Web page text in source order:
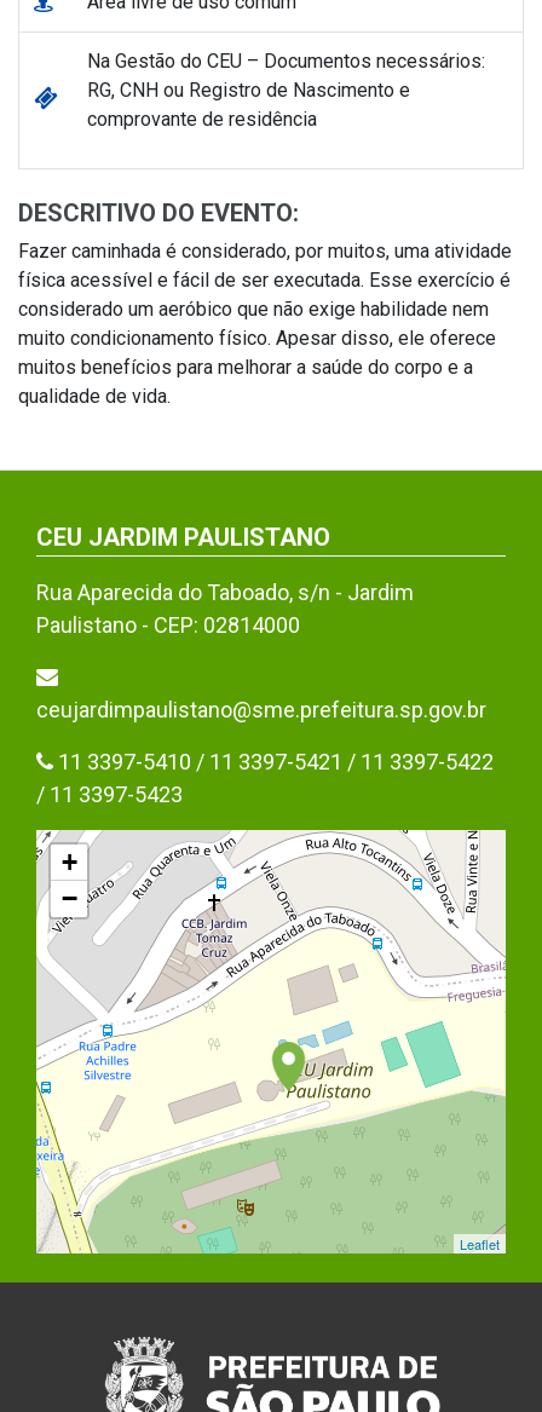
Na Gestão do CEU – Documentos necessários:
RG, CNH ou Registro de Nascimento e
comprovante de residência
DESCRITIVO DO EVENTO:
Fazer caminhada é considerado, por muitos, uma atividade
física acessível e fácil de ser executada. Esse exercício é
considerado um aeróbico que não exige habilidade nem
muito condicionamento físico. Apesar disso, ele oferece
muitos benefícios para melhorar a saúde do corpo e a
qualidade de vida.
CEU JARDIM PAULISTANO
Rua Aparecida do Taboado, s/n - Jardim
Paulistano - CEP: 02814000
ceujardimpaulistano@sme.prefeitura.sp.gov.br
11 3397-5410 / 11 3397-5421 / 11 3397-5422
/ 11 3397-5423
+
−
Leaflet